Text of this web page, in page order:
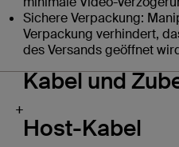
Sichere Verpackung:
Verpackung verhindert,
des Versands geöffnet
Kabel und
+
Host-Kabel